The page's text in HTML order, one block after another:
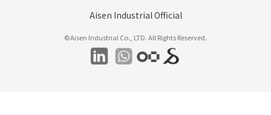
Aisen Industrial Official
©Aisen Industrial Co., LTD. All Rights Reserved.